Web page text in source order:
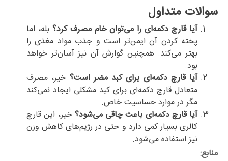
سوالات متداول
آیا قارچ دکمه‌ای را می‌توان خام مصرف کرد؟ بله، اما
پخته کردن آن ایمن‌تر است و جذب مواد مغذی را
بهتر می‌کند. همچنین گوارش آن نیز آسان‌تر خواهد
بود.
آیا قارچ دکمه‌ای برای کبد مضر است؟ خیر، مصرف
متعادل قارچ دکمه‌ای برای کبد مشکلی ایجاد نمی‌کند
مگر در موارد حساسیت خاص.
آیا قارچ دکمه‌ای باعث چاقی می‌شود؟خیر، این قارچ
کالری بسیار کمی دارد و حتی در رژیم‌های کاهش وزن
نیز استفاده می‌شود.
منابع: